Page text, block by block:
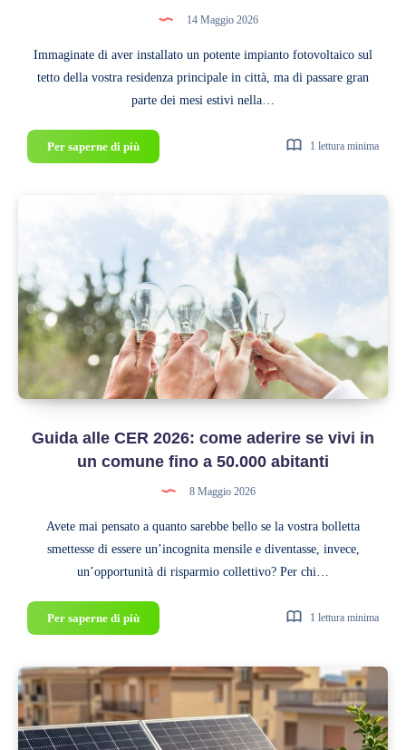
14 Maggio 2026
Immaginate di aver installato un potente impianto fotovoltaico sul
tetto della vostra residenza principale in città, ma di passare gran
parte dei mesi estivi nella…
Per saperne di piùAutoconsumo
a
condividere
l’energia
con
la
casa
al
mare
(sotto
la
Cabina
Primaria)
1 lettura minima
Guida alle CER 2026: come aderire se vivi in
un comune fino a 50.000 abitanti
8 Maggio 2026
Avete mai pensato a quanto sarebbe bello se la vostra bolletta
smettesse di essere un’incognita mensile e diventasse, invece,
un’opportunità di risparmio collettivo? Per chi…
Per saperne di piùGuida
alle
2026:
come
aderire
se
1 lettura minima